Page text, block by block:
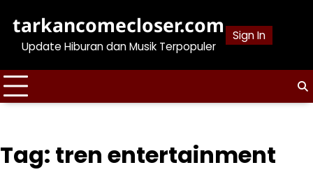
content
tarkancomecloser.com
Update Hiburan dan Musik Terpopuler
Sign In
Tag: tren entertainment